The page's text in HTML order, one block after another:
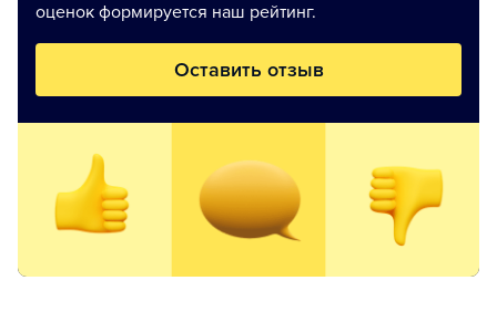
оценок формируется наш рейтинг.
Оставить отзыв